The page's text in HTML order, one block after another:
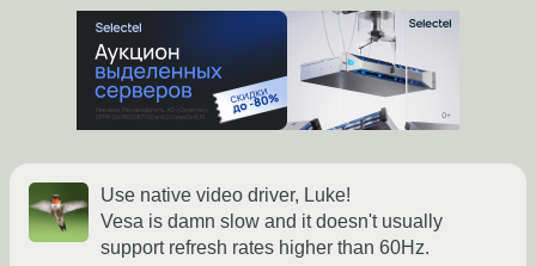
Use native video driver, Luke!
Vesa is damn slow and it doesn't usually
support refresh rates higher than 60Hz.